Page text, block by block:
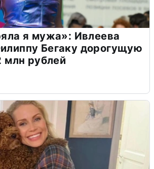
я мужа»: Ивлеева
Бегаку дорогущую
млн рублей